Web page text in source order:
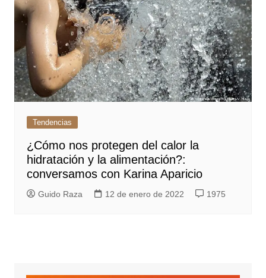
Tendencias
¿Cómo nos protegen del calor la
hidratación y la alimentación?:
conversamos con Karina Aparicio
Guido Raza 12 de enero de 2022 1975